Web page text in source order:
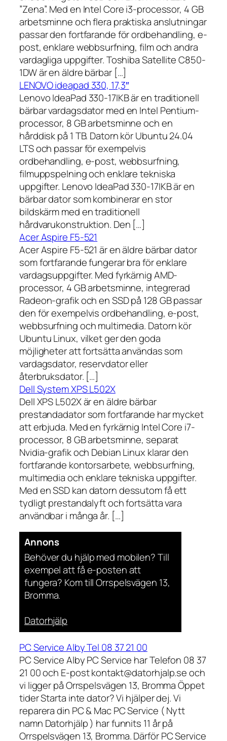
”Zena”. Med en Intel Core i3-processor, 4 GB
arbetsminne och flera praktiska anslutningar
passar den fortfarande för ordbehandling, e-
post, enklare webbsurfning, film och andra
vardagliga uppgifter. Toshiba Satellite C850-
1DW är en äldre bärbar […]
LENOVO ideapad 330, 17,3″
Lenovo IdeaPad 330-17IKB är en traditionell
bärbar vardagsdator med en Intel Pentium-
processor, 8 GB arbetsminne och en
hårddisk på 1 TB. Datorn kör Ubuntu 24.04
LTS och passar för exempelvis
ordbehandling, e-post, webbsurfning,
filmuppspelning och enklare tekniska
uppgifter. Lenovo IdeaPad 330-17IKB är en
bärbar dator som kombinerar en stor
bildskärm med en traditionell
hårdvarukonstruktion. Den […]
Acer Aspire F5-521
Acer Aspire F5-521 är en äldre bärbar dator
som fortfarande fungerar bra för enklare
vardagsuppgifter. Med fyrkärnig AMD-
processor, 4 GB arbetsminne, integrerad
Radeon-grafik och en SSD på 128 GB passar
den för exempelvis ordbehandling, e-post,
webbsurfning och multimedia. Datorn kör
Ubuntu Linux, vilket ger den goda
möjligheter att fortsätta användas som
vardagsdator, reservdator eller
återbruksdator. […]
Dell System XPS L502X
Dell XPS L502X är en äldre bärbar
prestandadator som fortfarande har mycket
att erbjuda. Med en fyrkärnig Intel Core i7-
processor, 8 GB arbetsminne, separat
Nvidia-grafik och Debian Linux klarar den
fortfarande kontorsarbete, webbsurfning,
multimedia och enklare tekniska uppgifter.
Med en SSD kan datorn dessutom få ett
tydligt prestandalyft och fortsätta vara
användbar i många år. […]
Annons
Behöver du hjälp med mobilen? Till
exempel att få e-posten att
fungera? Kom till Orrspelsvägen 13,
Bromma.
Datorhjälp
PC Service Alby Tel 08 37 21 00
PC Service Alby PC Service har Telefon 08 37
21 00 och E-post kontakt@datorhjalp.se och
vi ligger på Orrspelsvägen 13, Bromma Öppet
tider Starta inte dator? Vi hjälper dej. Vi
reparera din PC & Mac PC Service ( Nytt
namn Datorhjälp ) har funnits 11 år på
Orrspelsvägen 13, Bromma. Därför PC Service